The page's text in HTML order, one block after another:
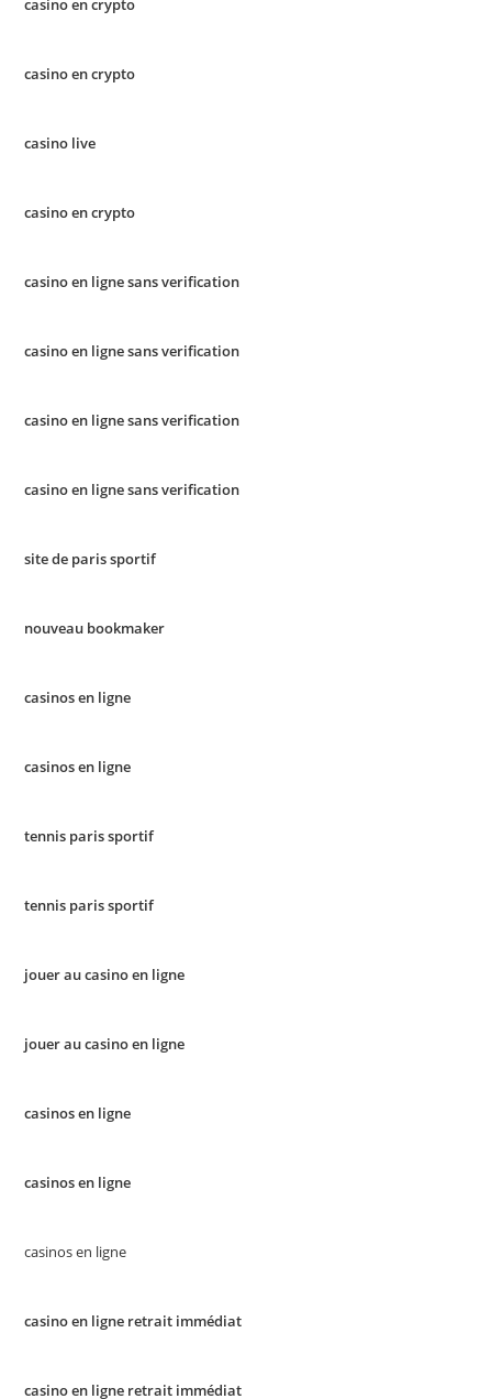
casino en crypto
casino en crypto
casino live
casino en crypto
casino en ligne sans verification
casino en ligne sans verification
casino en ligne sans verification
casino en ligne sans verification
site de paris sportif
nouveau bookmaker
casinos en ligne
casinos en ligne
tennis paris sportif
tennis paris sportif
jouer au casino en ligne
jouer au casino en ligne
casinos en ligne
casinos en ligne
casinos en ligne
casino en ligne retrait immédiat
casino en ligne retrait immédiat